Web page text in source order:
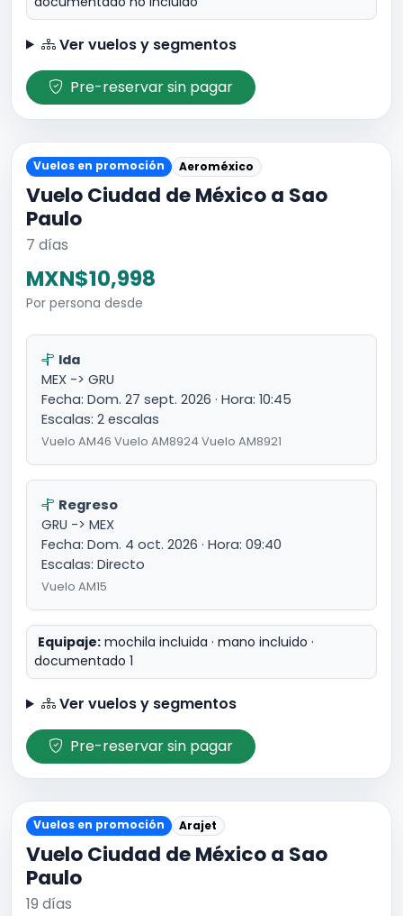
Ver vuelos y segmentos
Pre-reservar sin pagar
Vuelos en promoción Aeroméxico
Vuelo Ciudad de México a Sao
Paulo
7 días
MXN$10,998
Por persona desde
Ida
MEX -> GRU
Fecha: Dom. 27 sept. 2026 · Hora: 10:45
Escalas: 2 escalas
Vuelo AM46 Vuelo AM8924 Vuelo AM8921
Regreso
GRU -> MEX
Fecha: Dom. 4 oct. 2026 · Hora: 09:40
Escalas: Directo
Vuelo AM15
Equipaje: mochila incluida · mano incluido ·
documentado 1
Ver vuelos y segmentos
Pre-reservar sin pagar
Vuelos en promoción Arajet
Vuelo Ciudad de México a Sao
Paulo
19 días